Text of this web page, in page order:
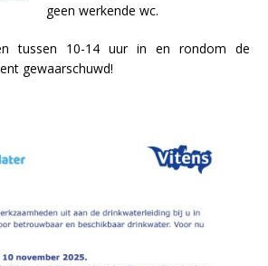
geen werkende wc.
tussen 10-14 uur in en rondom de
gewaarschuwd!